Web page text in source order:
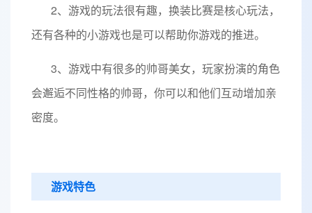
2、游戏的玩法很有趣，换装比赛是核心玩法，
还有各种的小游戏也是可以帮助你游戏的推进。
3、游戏中有很多的帅哥美女，玩家扮演的角色
会邂逅不同性格的帅哥，你可以和他们互动增加亲
密度。
游戏特色